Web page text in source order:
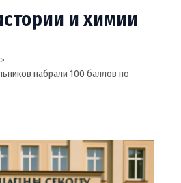
и химии
набрали 100 баллов по